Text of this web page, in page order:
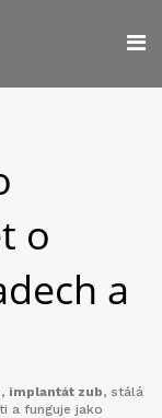
o
a
implantát zub, stálá
a funguje jako